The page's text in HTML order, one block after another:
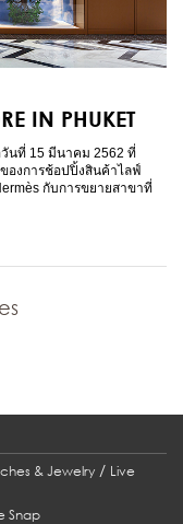
IN PHUKET
วันที่ 15 มีนาคม 2562 ที่
องการช้อปปิ้งสินค้าไลฟ์
กับการขยายสาขาที่
& Jewelry/ Live
Snap